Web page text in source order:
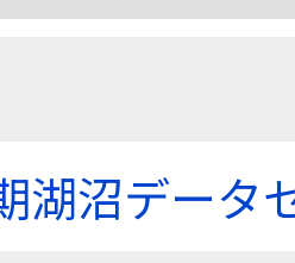
湖沼データ